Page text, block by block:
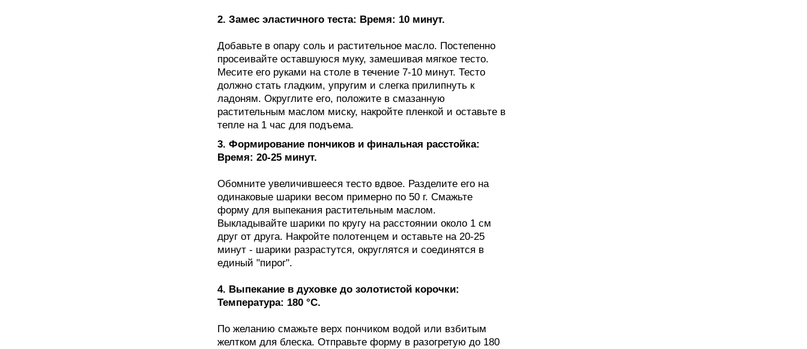
2. Замес эластичного теста: Время: 10 минут.
Добавьте в опару соль и растительное масло. Постепенно
просеивайте оставшуюся муку, замешивая мягкое тесто.
Месите его руками на столе в течение 7-10 минут. Тесто
должно стать гладким, упругим и слегка прилипнуть к
ладоням. Округлите его, положите в смазанную
растительным маслом миску, накройте пленкой и оставьте в
тепле на 1 час для подъема.
3. Формирование пончиков и финальная расстойка:
Время: 20-25 минут.
Обомните увеличившееся тесто вдвое. Разделите его на
одинаковые шарики весом примерно по 50 г. Смажьте
форму для выпекания растительным маслом.
Выкладывайте шарики по кругу на расстоянии около 1 см
друг от друга. Накройте полотенцем и оставьте на 20-25
минут - шарики разрастутся, округлятся и соединятся в
единый "пирог".
4. Выпекание в духовке до золотистой корочки:
Температура: 180 °C.
По желанию смажьте верх пончиком водой или взбитым
желтком для блеска. Отправьте форму в разогретую до 180